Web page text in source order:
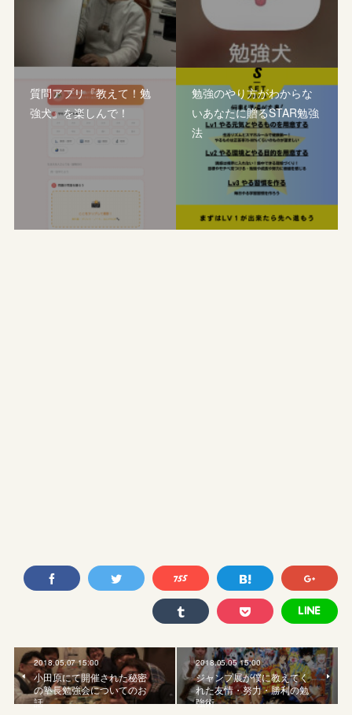
質問アプリ『教えて！勉
強犬』を楽しんで！
勉強のやり方がわからな
いあなたに贈るSTAR勉強
法
2018.05.07 15:00
小田原にて開催された秘密
の塾長勉強会についてのお
話
2018.05.05 15:00
ジャンプ展が僕に教えてく
れた友情・努力・勝利の勉
強術